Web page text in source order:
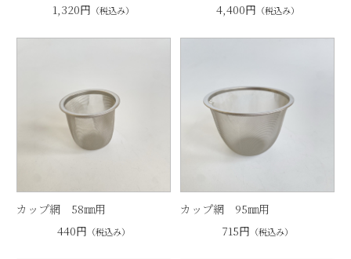
1,320円 （税込み）
4,400円 （税込み）
カップ網 58㎜用
440円 （税込み）
カップ網 95㎜用
715円 （税込み）